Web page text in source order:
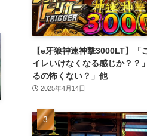
【e牙狼神速神撃3000LT】「
イレいけなくなる感じか？？
るの怖くない？」他
2025年4月14日